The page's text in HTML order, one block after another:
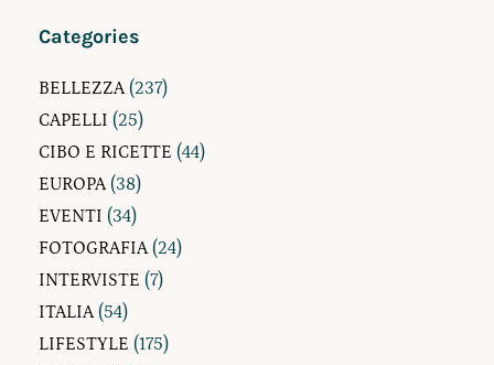
Categories
BELLEZZA(237)
CAPELLI (25)
CIBO E RICETTE (44)
EUROPA(38)
EVENTI (34)
FOTOGRAFIA(24)
INTERVISTE (7)
ITALIA(54)
LIFESTYLE (175)